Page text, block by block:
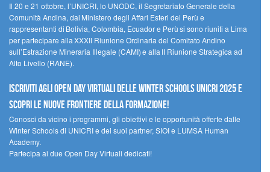
Il 20 e 21 ottobre, l’UNICRI, lo UNODC, il Segretariato Generale della
Comunità Andina, dal Ministero degli Affari Esteri del Perù e
rappresentanti di Bolivia, Colombia, Ecuador e Perù si sono riuniti a Lima
per partecipare alla XXXII Riunione Ordinaria del Comitato Andino
sull’Estrazione Mineraria Illegale (CAMI) e alla II Riunione Strategica ad
Alto Livello (RANE).
Iscriviti agli Open Day Virtuali delle Winter Schools UNICRI 2025 e
scopri le nuove frontiere della formazione!
Conosci da vicino i programmi, gli obiettivi e le opportunità offerte dalle
Winter Schools di UNICRI e dei suoi partner, SIOI e LUMSA Human
Academy.
Partecipa ai due Open Day Virtuali dedicati!